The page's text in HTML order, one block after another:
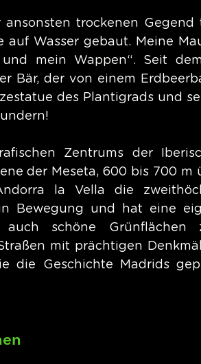
trockenen Gegend
Wasser gebaut. Meine
mein Wappen“. Seit
Bär, der von einem
des Plantigrads und
Zentrums der
der Meseta, 600 bis 700 m
la Vella die
Bewegung und hat eine
schöne Grünflächen
mit prächtigen
die Geschichte Madrids